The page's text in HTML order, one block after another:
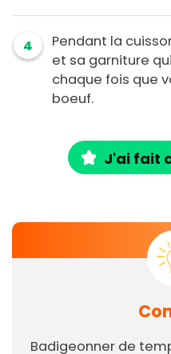
4
Pendant la
et sa garniture
chaque fois que
boeuf.
J'ai fait
Badigeonner de